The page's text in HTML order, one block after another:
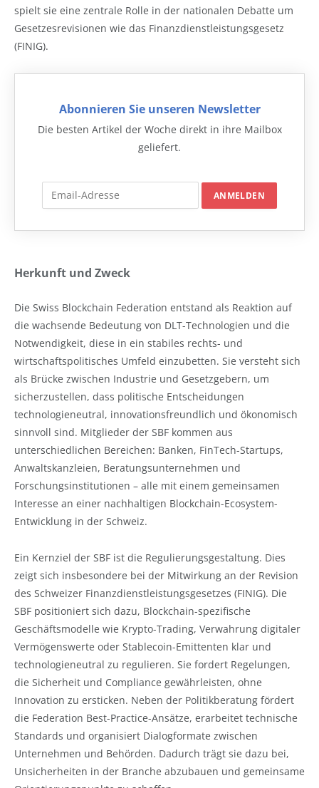
spielt sie eine zentrale Rolle in der nationalen Debatte um
Gesetzesrevisionen wie das Finanzdienstleistungsgesetz
(FINIG).
Abonnieren Sie unseren Newsletter
Die besten Artikel der Woche direkt in ihre Mailbox
geliefert.
Herkunft und Zweck
Die Swiss Blockchain Federation entstand als Reaktion auf
die wachsende Bedeutung von DLT-Technologien und die
Notwendigkeit, diese in ein stabiles rechts- und
wirtschaftspolitisches Umfeld einzubetten. Sie versteht sich
als Brücke zwischen Industrie und Gesetzgebern, um
sicherzustellen, dass politische Entscheidungen
technologieneutral, innovationsfreundlich und ökonomisch
sinnvoll sind. Mitglieder der SBF kommen aus
unterschiedlichen Bereichen: Banken, FinTech-Startups,
Anwaltskanzleien, Beratungsunternehmen und
Forschungsinstitutionen – alle mit einem gemeinsamen
Interesse an einer nachhaltigen Blockchain-Ecosystem-
Entwicklung in der Schweiz.
Ein Kernziel der SBF ist die Regulierungsgestaltung. Dies
zeigt sich insbesondere bei der Mitwirkung an der Revision
des Schweizer Finanzdienstleistungsgesetzes (FINIG). Die
SBF positioniert sich dazu, Blockchain-spezifische
Geschäftsmodelle wie Krypto-Trading, Verwahrung digitaler
Vermögenswerte oder Stablecoin-Emittenten klar und
technologieneutral zu regulieren. Sie fordert Regelungen,
die Sicherheit und Compliance gewährleisten, ohne
Innovation zu ersticken. Neben der Politikberatung fördert
die Federation Best-Practice-Ansätze, erarbeitet technische
Standards und organisiert Dialogformate zwischen
Unternehmen und Behörden. Dadurch trägt sie dazu bei,
Unsicherheiten in der Branche abzubauen und gemeinsame